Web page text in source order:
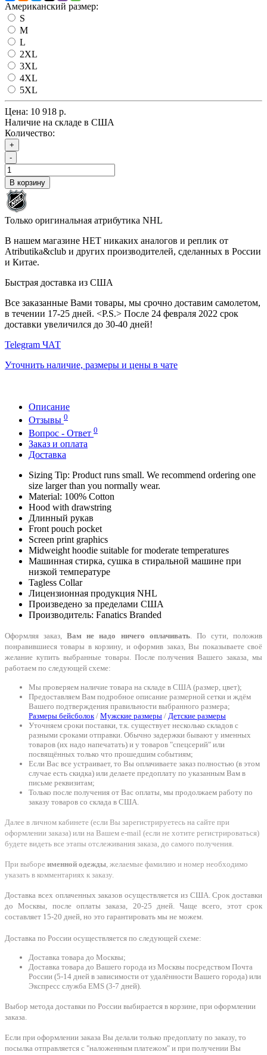
Американский размер:
S
M
L
2XL
3XL
4XL
5XL
Цена: 10 918 р.
Наличие на складе в США
Количество:
+
-
В корзину
Только оригинальная атрибутика NHL
В нашем магазине НЕТ никаких аналогов и реплик от
Atributika&club и других производителей, сделанных в России
и Китае.
Быстрая доставка из США
Все заказанные Вами товары, мы срочно доставим самолетом,
в течении 17-25 дней. <P.S.> После 24 февраля 2022 срок
доставки увеличился до 30-40 дней!
Telegram ЧАТ
Уточнить наличие, размеры и цены в чате
Описание
Отзывы 0
Вопрос - Ответ 0
Заказ и оплата
Доставка
Sizing Tip: Product runs small. We recommend ordering one
size larger than you normally wear.
Material: 100% Cotton
Hood with drawstring
Длинный рукав
Front pouch pocket
Screen print graphics
Midweight hoodie suitable for moderate temperatures
Машинная стирка, сушка в стиральной машине при
низкой температуре
Tagless Collar
Лицензионная продукция NHL
Произведено за пределами США
Производитель: Fanatics Branded
Оформляя заказ,Вам не надо ничего оплачивать. По сути, положив
понравившиеся товары в корзину, и оформив заказ, Вы показываете своё
желание купить выбранные товары. После получения Вашего заказа, мы
работаем по следующей схеме:
Мы проверяем наличие товара на складе в США (размер, цвет);
Предоставляем Вам подробное описание размерной сетки и ждём
Вашего подтверждения правильности выбранного размера;
Размеры бейсболок/ Мужские размеры / Детские размеры
Уточняем сроки поставки, т.к. существует несколько складов с
разными сроками отправки. Обычно задержки бывают у именных
товаров (их надо напечатать) и у товаров "спецсерий" или
посвящённых только что прошедшим событиям;
Если Вас все устраивает, то Вы оплачиваете заказ полностью (в этом
случае есть скидка) или делаете предоплату по указанным Вам в
письме реквизитам;
Только после получения от Вас оплаты, мы продолжаем работу по
заказу товаров со склада в США.
Далее в личном кабинете (если Вы зарегистрируетесь на сайте при
оформлении заказа) или на Вашем e-mail (если не хотите регистрироваться)
будете видеть все этапы отслеживания заказа, до самого получения.
При выборе именной одежды, желаемые фамилию и номер необходимо
указать в комментариях к заказу.
Доставка всех оплаченных заказов осуществляется из США. Срок доставки
до Москвы, после оплаты заказа, 20-25 дней. Чаще всего, этот срок
составляет 15-20 дней, но это гарантировать мы не можем.
Доставка по России осуществляется по следующей схеме:
Доставка товара до Москвы;
Доставка товара до Вашего города из Москвы посредством Почта
России (5-14 дней в зависимости от удалённости Вашего города) или
Экспресс служба EMS (3-7 дней).
Выбор метода доставки по России выбирается в корзине, при оформлении
заказа.
Если при оформлении заказа Вы делали только предоплату по заказу, то
посылка отправляется с "наложенным платежом" и при получении Вы